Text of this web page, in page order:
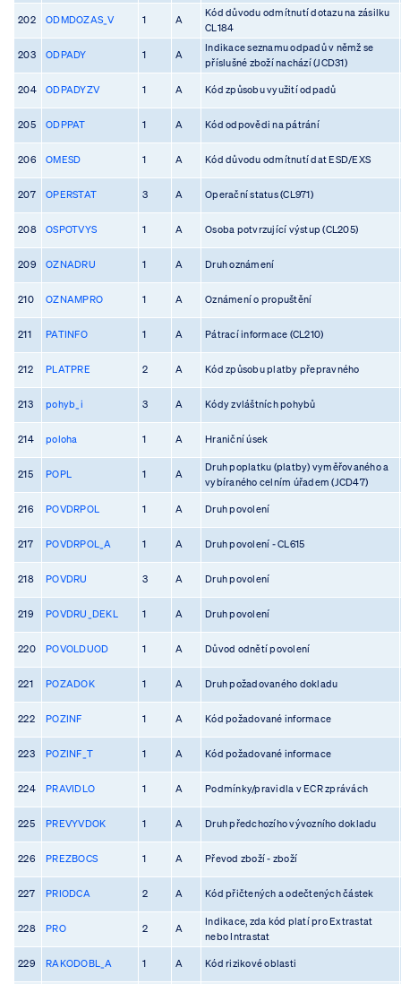
202 ODMDOZAS_V 1 A
Kód důvodu odmítnutí dotazu na zásilku
CL184
203 ODPADY 1 A
Indikace seznamu odpadů v němž se
příslušné zboží nachází (JCD31)
204 ODPADYZV 1 A Kód způsobu využití odpadů
205 ODPPAT 1 A Kód odpovědi na pátrání
206 OMESD 1 A Kód důvodu odmítnutí dat ESD/EXS
207 OPERSTAT 3 A Operační status (CL971)
208 OSPOTVYS 1 A Osoba potvrzující výstup (CL205)
209 OZNADRU 1 A Druh oznámení
210 OZNAMPRO 1 A Oznámení o propuštění
211 PATINFO 1 A Pátrací informace (CL210)
212 PLATPRE 2 A Kód způsobu platby přepravného
213 pohyb_i 3 A Kódy zvláštních pohybů
214 poloha 1 A Hraniční úsek
215 POPL 1 A
Druh poplatku (platby) vyměřovaného a
vybíraného celním úřadem (JCD47)
216 POVDRPOL 1 A Druh povolení
217 POVDRPOL_A 1 A Druh povolení - CL615
218 POVDRU 3 A Druh povolení
219 POVDRU_DEKL 1 A Druh povolení
220 POVOLDUOD 1 A Důvod odnětí povolení
221 POZADOK 1 A Druh požadovaného dokladu
222 POZINF 1 A Kód požadované informace
223 POZINF_T 1 A Kód požadované informace
224 PRAVIDLO 1 A Podmínky/pravidla v ECR zprávách
225 PREVYVDOK 1 A Druh předchozího vývozního dokladu
226 PREZBOCS 1 A Převod zboží - zboží
227 PRIODCA 2 A Kód přičtených a odečtených částek
228 PRO 2 A
Indikace, zda kód platí pro Extrastat
nebo Intrastat
229 RAKODOBL_A 1 A Kód rizikové oblasti